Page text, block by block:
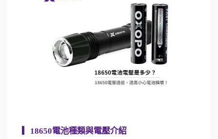
18650電池種類與電壓介紹